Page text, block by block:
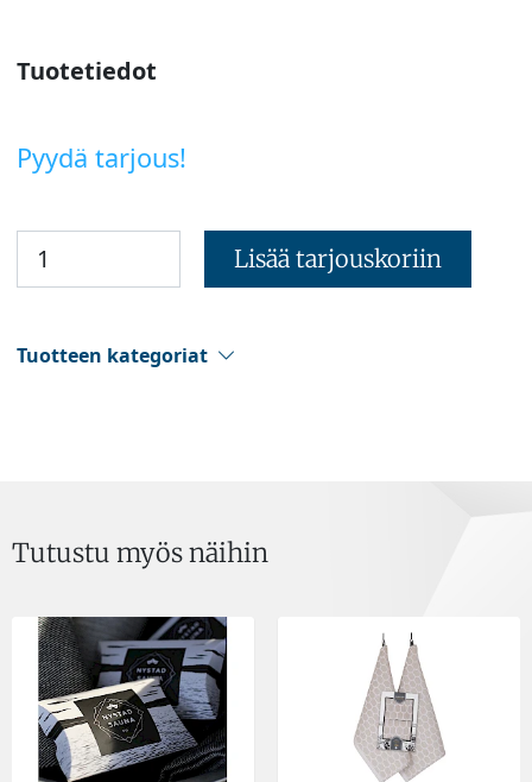
Tuotetiedot
Pyydä tarjous!
Lisää tarjouskoriin
Tuotteen kategoriat
Tutustu myös näihin